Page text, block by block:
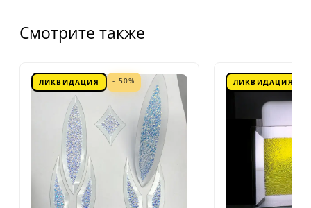
Смотрите также
ЛИКВИДАЦИЯ - 50% ЛИКВИДАЦИЯ